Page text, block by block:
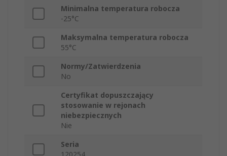
Minimalna temperatura robocza
-25°C
Maksymalna temperatura robocza
55°C
Normy/Zatwierdzenia
No
Certyfikat dopuszczający
stosowanie w rejonach
niebezpiecznych
Nie
Seria